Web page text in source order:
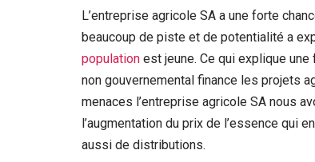
L’entreprise agricole SA a une forte
beaucoup de piste et de potentialité a
population est jeune. Ce qui explique
non gouvernemental finance les projets
menaces l’entreprise agricole SA nous
l’augmentation du prix de l’essence qui
aussi de distributions.